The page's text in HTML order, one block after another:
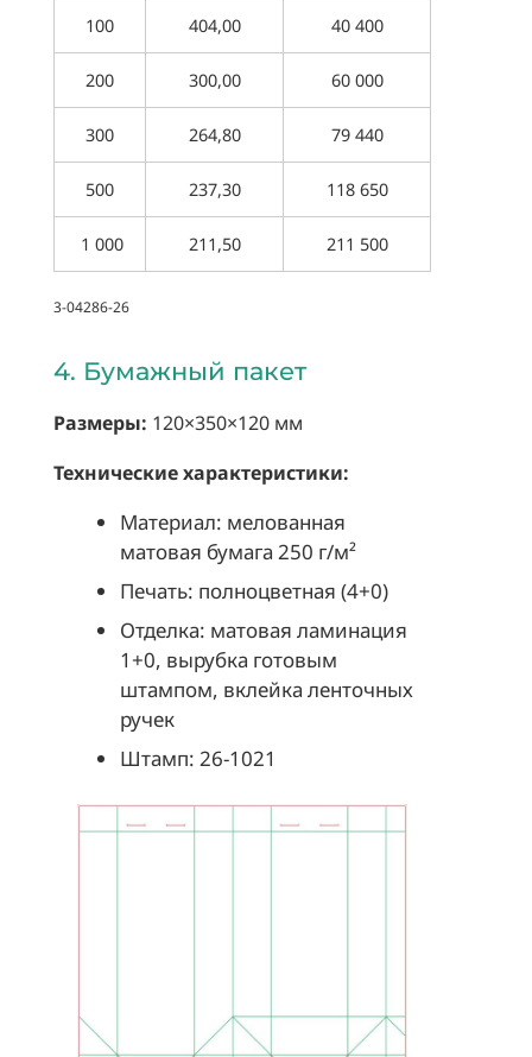
100 404,00 40 400
200 300,00 60 000
300 264,80 79 440
500 237,30 118 650
1 000 211,50 211 500
3-04286-26
4. Бумажный пакет
Размеры: 120×350×120 мм
Технические характеристики:
Материал: мелованная
матовая бумага 250 г/м²
Печать: полноцветная (4+0)
Отделка: матовая ламинация
1+0, вырубка готовым
штампом, вклейка ленточных
ручек
Штамп: 26-1021